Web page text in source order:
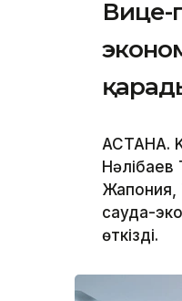
Вице-
АСТАНА.
Жапония,
сауда-
өткізді.